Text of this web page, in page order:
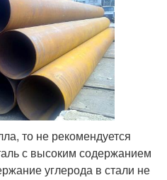
то не рекомендуется
с высоким содержанием
углерода в стали не